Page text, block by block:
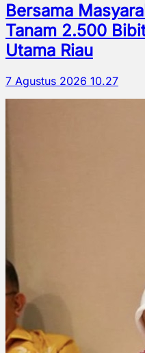
Bersama
Tanam 2.500
Utama Riau
7 Agustus 2026 10.27